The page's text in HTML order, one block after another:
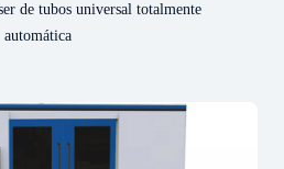
de tubos universal totalmente
automática